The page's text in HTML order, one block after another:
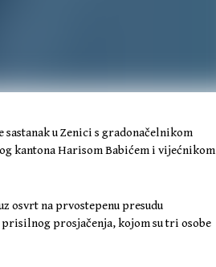
u Zenici s gradonačelnikom
kantona Harisom Babićem i vijećnikom
osvrt na prvostepenu presudu
prosjačenja, kojom su tri osobe